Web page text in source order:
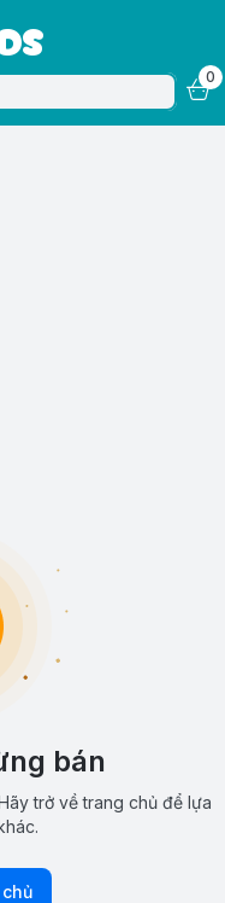
0
bán
trở về trang chủ để lựa